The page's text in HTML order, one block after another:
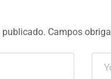
publicado. Campos